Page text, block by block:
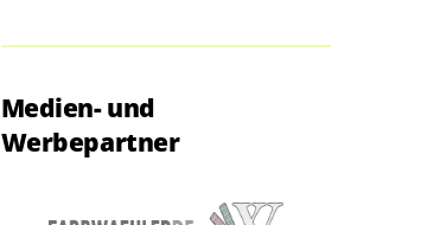
Medien- und
Werbepartner